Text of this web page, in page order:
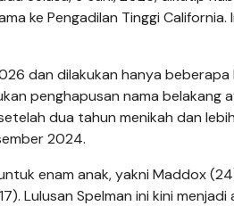
ke Pengadilan Tinggi
dan dilakukan hanya
penghapusan nama belakang
dua tahun menikah dan
2024.
enam anak, yakni Maddox
Lulusan Spelman ini kini